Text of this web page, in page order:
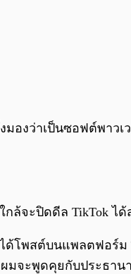
องว่าเป็นซอฟต์พาว
ล้จะปิดดีล TikTok ไ
พสต์บนแพลตฟอร์ม
มจะพูดคุยกับประธาน